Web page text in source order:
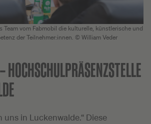
Team vom Fabmobil die kulturelle, künstlerische und
der Teilnehmer:innen. © William Veder
HOCHSCHULPRÄSENZSTELLE
uns in Luckenwalde.“ Diese